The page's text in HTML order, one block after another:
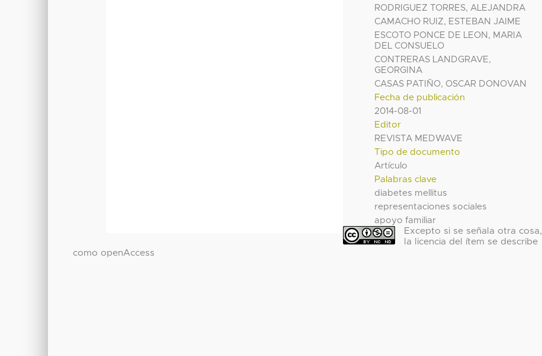
RODRIGUEZ TORRES, ALEJANDRA
CAMACHO RUIZ, ESTEBAN JAIME
ESCOTO PONCE DE LEON, MARIA
DEL CONSUELO
CONTRERAS LANDGRAVE,
GEORGINA
CASAS PATIÑO, OSCAR DONOVAN
Fecha de publicación
2014-08-01
Editor
REVISTA MEDWAVE
Tipo de documento
Artículo
Palabras clave
diabetes mellitus
representaciones sociales
apoyo familiar
Excepto si se señala otra cosa,
la licencia del ítem se describe
como openAccess